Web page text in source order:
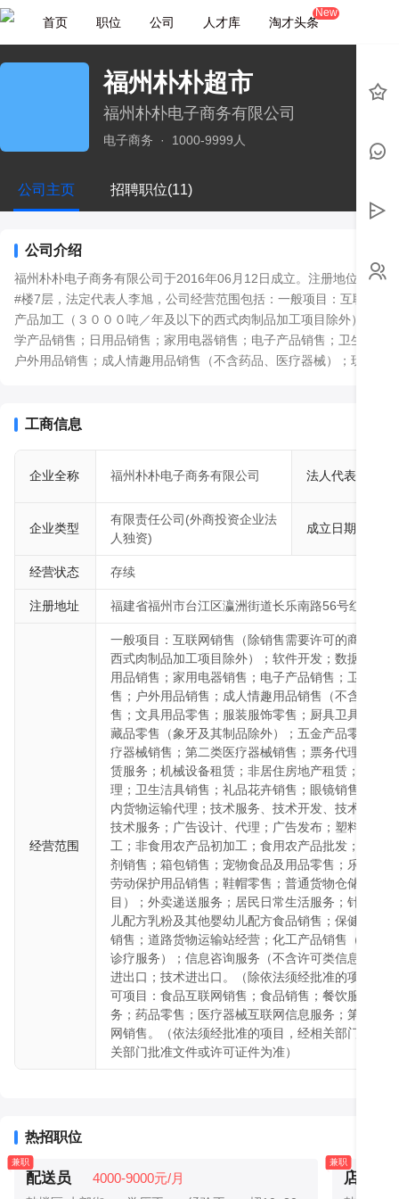
首页 职位 公司 人才库 淘才头条
New
福州朴朴超市
福州朴朴电子商务有限公司
电子商务 · 1000-9999人
公司主页 招聘职位(11)
公司介绍
福州朴朴电子商务有限公司于2016年06月12日成立。注册地位于福
#楼7层，法定代表人李旭，公司经营范围包括：一般项目：互联网销
产品加工（３０００吨／年及以下的西式肉制品加工项目除外）；软
学产品销售；日用品销售；家用电器销售；电子产品销售；卫生用品
户外用品销售；成人情趣用品销售（不含药品、医疗器械）；玩具销
售；餐饮管理；办公设备租赁服务；机械设备租赁；非居住房地产租
发布；塑料制品销售；食用农产品零售；食用农产品初加工；非食用
粮油仓储服务；劳动保护用品销售；鞋帽零售；普通货物仓储服务（
卖递送服务；居民日常生活服务；针纺织品销售；办公设备销售；化
食品销售；保健食品（预包装）销售；特殊医学用途配方食品销售；
经批准的项目外，凭营业执照依法自主开展经营活动）许可项目：食
经批准的项目，经相关部门批准后方可开展经营活动，具体经营项目
工商信息
企业全称 福州朴朴电子商务有限公司 法人代表
企业类型
有限责任公司(外商投资企业法
人独资)
成立日期
经营状态 存续
注册地址 福建省福州市台江区瀛洲街道长乐南路56号红星商
经营范围
一般项目：互联网销售（除销售需要许可的商品）
西式肉制品加工项目除外）；软件开发；数据处理
用品销售；家用电器销售；电子产品销售；卫生用
售；户外用品销售；成人情趣用品销售（不含药品
售；文具用品零售；服装服饰零售；厨具卫具及日
藏品零售（象牙及其制品除外）；五金产品零售；
疗器械销售；第二类医疗器械销售；票务代理服务
赁服务；机械设备租赁；非居住房地产租赁；住房
理；卫生洁具销售；礼品花卉销售；眼镜销售（不
内货物运输代理；技术服务、技术开发、技术咨询
技术服务；广告设计、代理；广告发布；塑料制品
工；非食用农产品初加工；食用农产品批发；可穿
剂销售；箱包销售；宠物食品及用品零售；乐器零
劳动保护用品销售；鞋帽零售；普通货物仓储服务
目）；外卖递送服务；居民日常生活服务；针纺织
儿配方乳粉及其他婴幼儿配方食品销售；保健食品
销售；道路货物运输站经营；化工产品销售（不含
诊疗服务）；信息咨询服务（不含许可类信息咨询
进出口；技术进出口。（除依法须经批准的项目外
可项目：食品互联网销售；食品销售；餐饮服务；
务；药品零售；医疗器械互联网信息服务；第三类
网销售。（依法须经批准的项目，经相关部门批准
关部门批准文件或许可证件为准）
热招职位
兼职
配送员 4000-9000元/月
兼职
店员/营